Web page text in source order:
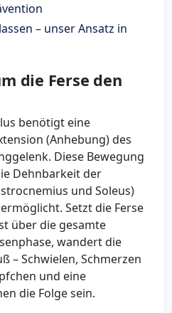
– unser Ansatz in
die Ferse den
benötigt eine
(Anhebung) des
Diese Bewegung
Dehnbarkeit der
und Soleus)
Setzt die Ferse
über die gesamte
wandert die
– Schwielen, Schmerzen
und eine
die Folge sein.